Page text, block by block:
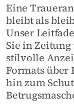
Eine
bleibt als
Unser
Sie in
stilvolle
Formats über
hin zum